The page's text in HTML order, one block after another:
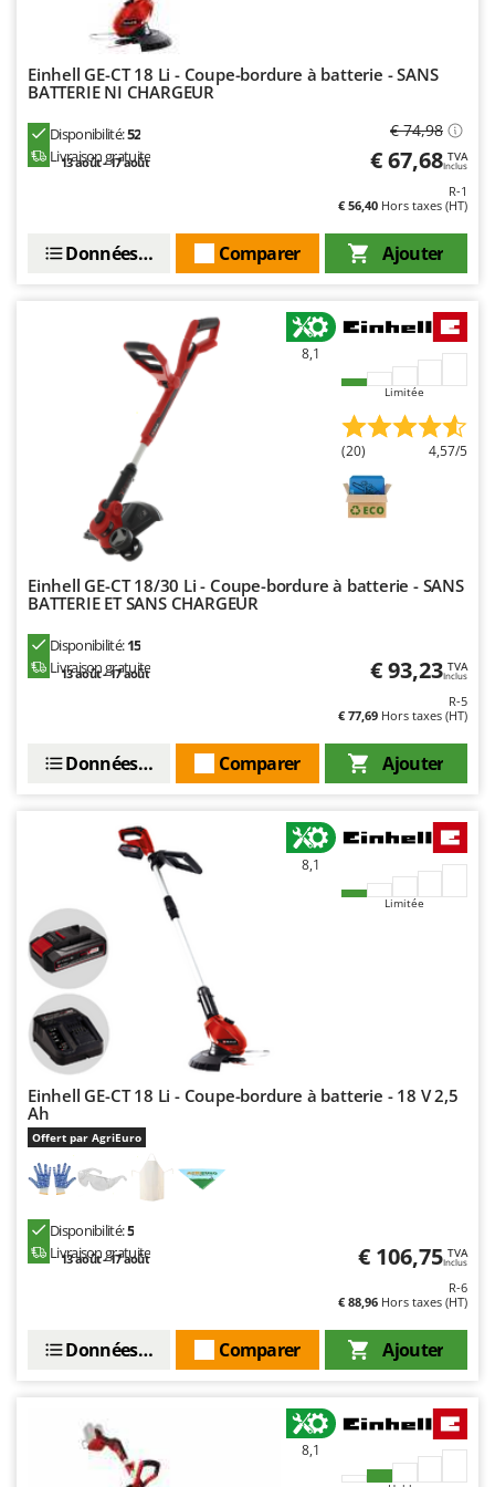
Master
Mastercook
Masterpro
MCH
Minox
New O.M.R.A.
Nilfisk
Ninja
Novatec
Novital
NuAir
Officine Savioli
Omas
Ompagrill
Ooni
Oriental Koshin
Outdoorchef
P
Palazzetti
Palumbo Pavi
Partisani
Paterlini
Philips
Pramac
Reber
Redback
Einhell GE-CT 18 Li - Coupe-bordure à batterie - SANS
BATTERIE NI CHARGEUR
Disponibilité:52
Livraison gratuite
13 août - 17 août
€ 74,98
€ 67,68 TVA
Inclus
R-1
€ 56,40 Hors taxes (HT)
Ajouter
Comparer
Données techniques
8,1
Limitée
(20) 4,57/5
Einhell GE-CT 18/30 Li - Coupe-bordure à batterie - SANS
BATTERIE ET SANS CHARGEUR
Disponibilité:15
Livraison gratuite
13 août - 17 août € 93,23 TVA
Inclus
R-5
€ 77,69 Hors taxes (HT)
Ajouter
Comparer
Données techniques
8,1
Limitée
Einhell GE-CT 18 Li - Coupe-bordure à batterie - 18 V 2,5
Ah
Offert par AgriEuro
Disponibilité:5
Livraison gratuite
13 août - 17 août € 106,75 TVA
Inclus
R-6
€ 88,96 Hors taxes (HT)
Ajouter
Comparer
Données techniques
8,1